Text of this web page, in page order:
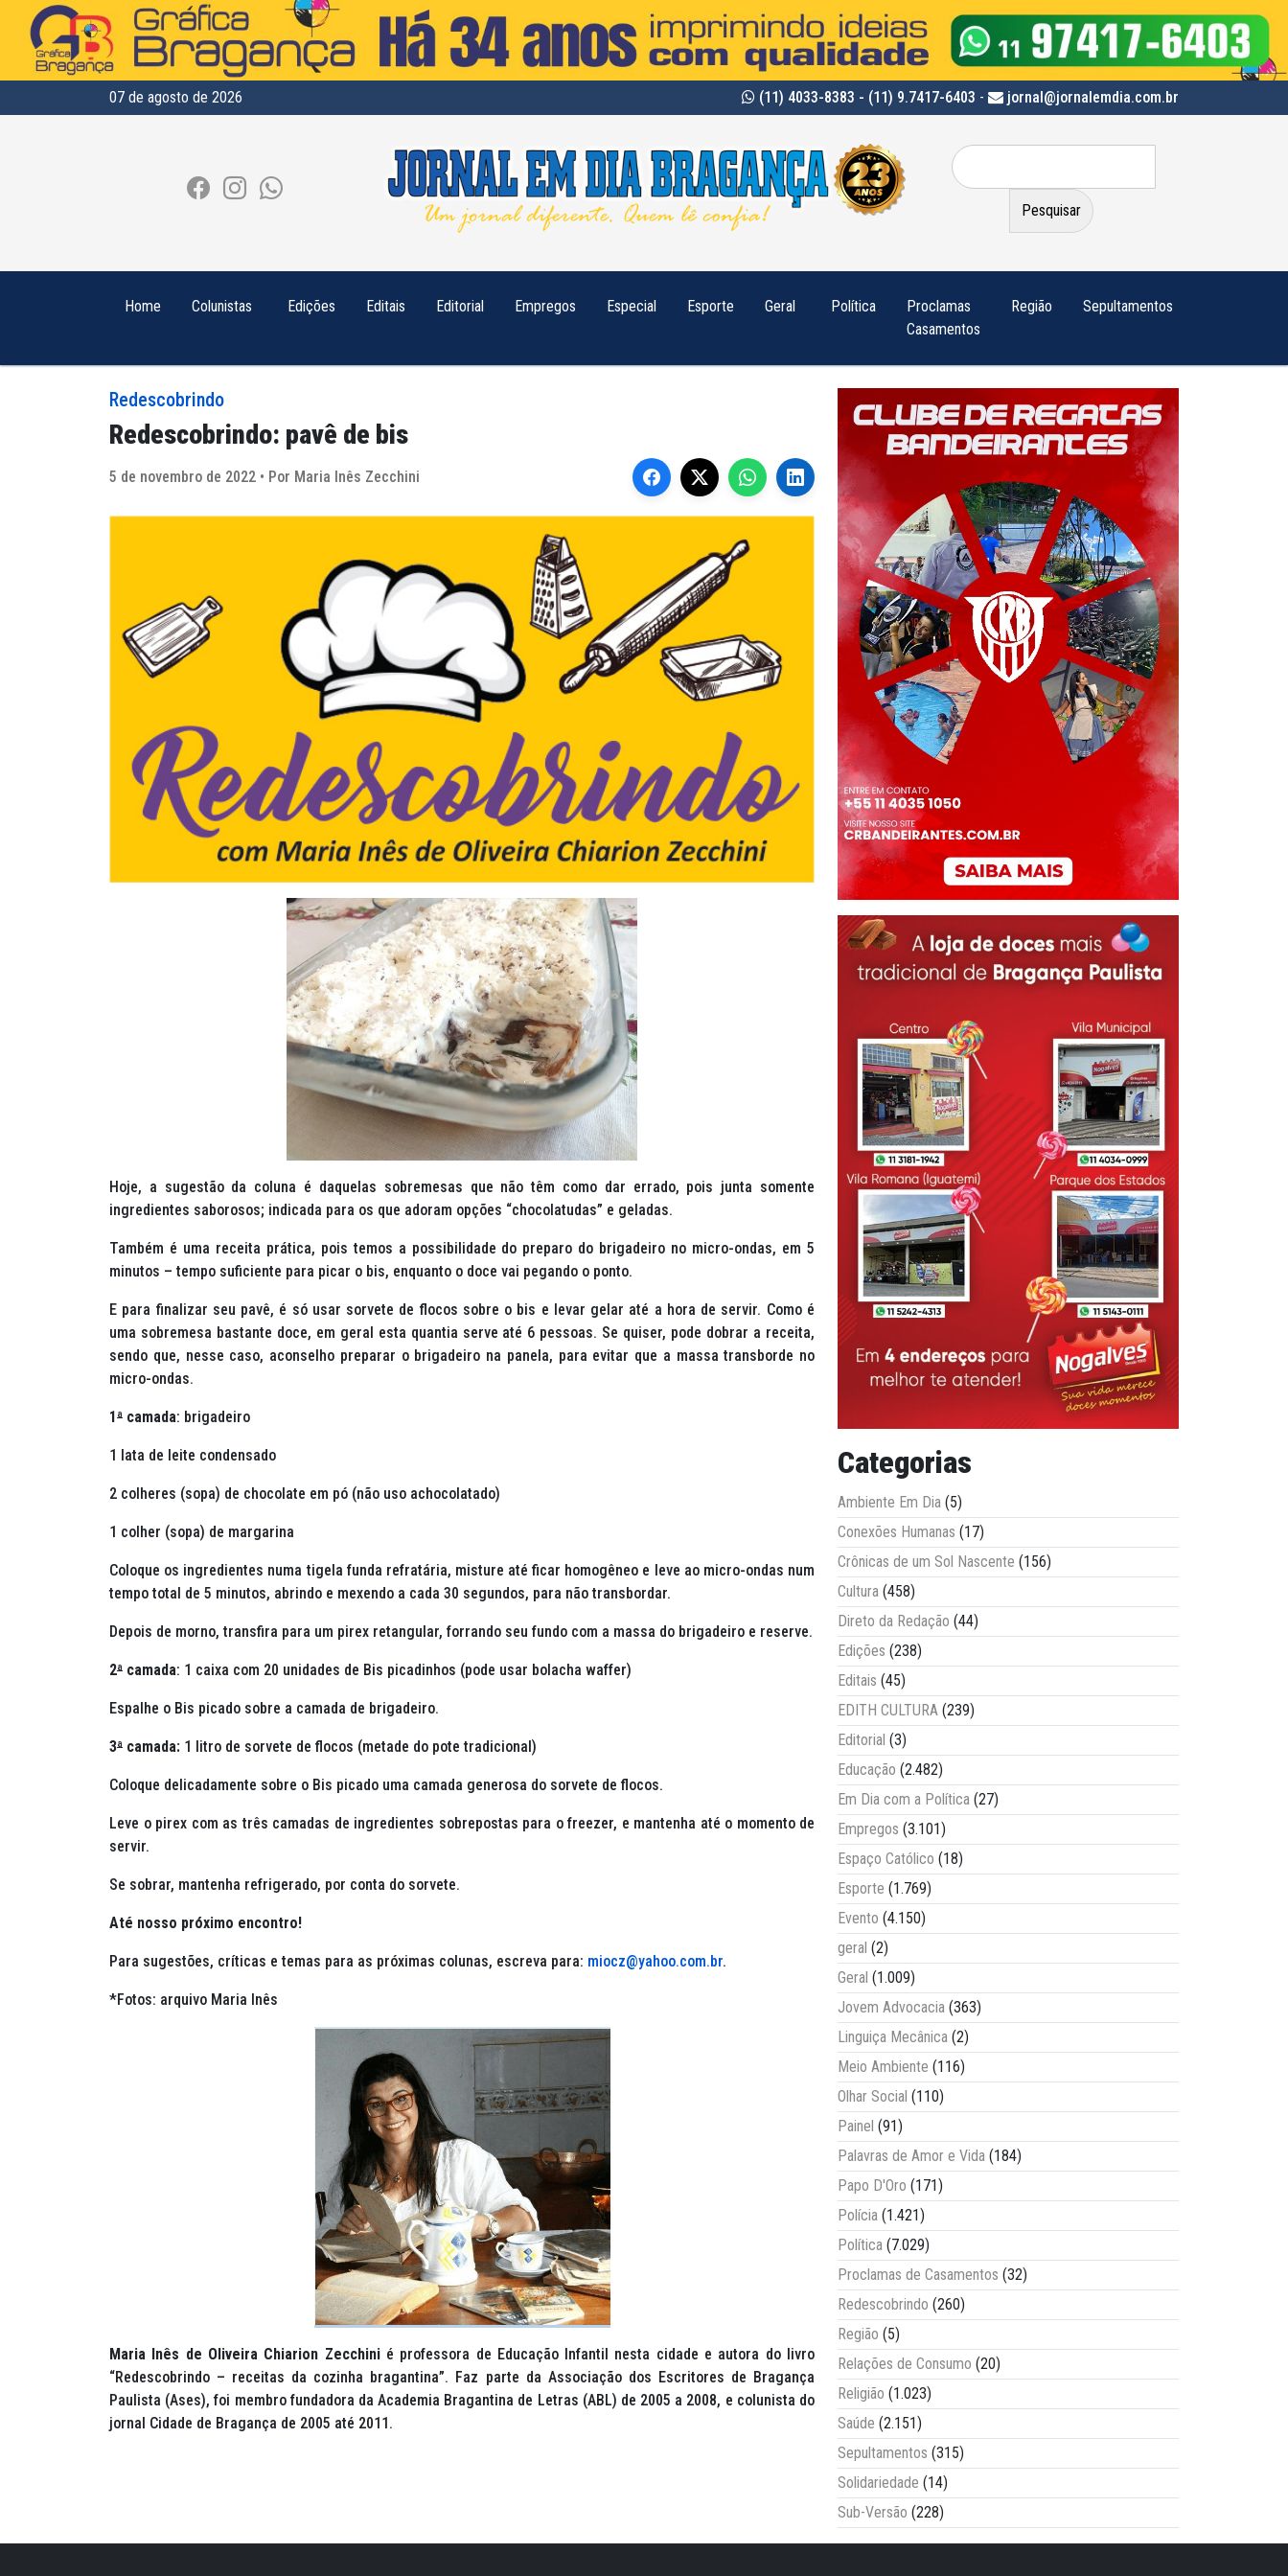
07 de agosto de 2026 (11) 4033-8383 - (11) 9.7417-6403 - jornal@jornalemdia.com.br
Pesquisar
por:
Home Colunistas Edições Editais Editorial Empregos Especial Esporte Geral Política
Proclamas
Casamentos
Região Sepultamentos
Redescobrindo
Redescobrindo: pavê de bis
5 de novembro de 2022 • Por Maria Inês Zecchini
Hoje, a sugestão da coluna é daquelas sobremesas que não têm como dar errado, pois junta somente
ingredientes saborosos; indicada para os que adoram opções “chocolatudas” e geladas.
Também é uma receita prática, pois temos a possibilidade do preparo do brigadeiro no micro-ondas, em 5
minutos – tempo suficiente para picar o bis, enquanto o doce vai pegando o ponto.
E para finalizar seu pavê, é só usar sorvete de flocos sobre o bis e levar gelar até a hora de servir. Como é
uma sobremesa bastante doce, em geral esta quantia serve até 6 pessoas. Se quiser, pode dobrar a receita,
sendo que, nesse caso, aconselho preparar o brigadeiro na panela, para evitar que a massa transborde no
micro-ondas.
1ª camada: brigadeiro
1 lata de leite condensado
2 colheres (sopa) de chocolate em pó (não uso achocolatado)
1 colher (sopa) de margarina
Coloque os ingredientes numa tigela funda refratária, misture até ficar homogêneo e leve ao micro-ondas num
tempo total de 5 minutos, abrindo e mexendo a cada 30 segundos, para não transbordar.
Depois de morno, transfira para um pirex retangular, forrando seu fundo com a massa do brigadeiro e reserve.
2ª camada: 1 caixa com 20 unidades de Bis picadinhos (pode usar bolacha waffer)
Espalhe o Bis picado sobre a camada de brigadeiro.
3ª camada: 1 litro de sorvete de flocos (metade do pote tradicional)
Coloque delicadamente sobre o Bis picado uma camada generosa do sorvete de flocos.
Leve o pirex com as três camadas de ingredientes sobrepostas para o freezer, e mantenha até o momento de
servir.
Se sobrar, mantenha refrigerado, por conta do sorvete.
Até nosso próximo encontro!
Para sugestões, críticas e temas para as próximas colunas, escreva para: miocz@yahoo.com.br.
*Fotos: arquivo Maria Inês
Maria Inês de Oliveira Chiarion Zecchinié professora de Educação Infantil nesta cidade e autora do livro
“Redescobrindo – receitas da cozinha bragantina”. Faz parte da Associação dos Escritores de Bragança
Paulista (Ases), foi membro fundadora da Academia Bragantina de Letras (ABL) de 2005 a 2008, e colunista do
jornal Cidade de Bragança de 2005 até 2011.
Categorias
Ambiente Em Dia (5)
Conexões Humanas (17)
Crônicas de um Sol Nascente (156)
Cultura (458)
Direto da Redação (44)
Edições (238)
Editais (45)
EDITH CULTURA (239)
Editorial (3)
Educação (2.482)
Em Dia com a Política (27)
Empregos (3.101)
Espaço Católico (18)
Esporte (1.769)
Evento (4.150)
geral (2)
Geral (1.009)
Jovem Advocacia (363)
Linguiça Mecânica (2)
Meio Ambiente (116)
Olhar Social (110)
Painel (91)
Palavras de Amor e Vida (184)
Papo D'Oro (171)
Polícia (1.421)
Política (7.029)
Proclamas de Casamentos (32)
Redescobrindo (260)
Região (5)
Relações de Consumo (20)
Religião (1.023)
Saúde (2.151)
Sepultamentos (315)
Solidariedade (14)
Sub-Versão (228)